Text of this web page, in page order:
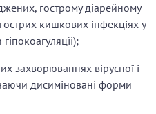
гострому діарейному
кишкових інфекціях у
захворюваннях вірусної і
дисиміновані форми